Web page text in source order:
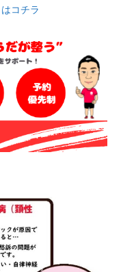
コチラ